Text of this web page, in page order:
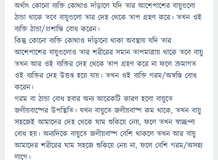
অর্থাৎ কোনো ব্যক্তি কোথাও দাঁড়ালে যদি তার আশেপাশের বায়ুগুলো
ঠান্ডা থাকে তবে বায়ুগুলো তার দেহ থেকে তাপ গ্রহণ করে। তখন ওই
ব্যক্তি ঠান্ডা/প্রশান্তি বোধ করেন।
কিন্তু কোনো ব্যক্তি কোথাও দাঁড়ানো থাকা অবস্থায় যদি তার
আশেপাশের বায়ুগুলোও তার শরীরের সমান তাপমাত্রায় থাকে তবে বায়ু
তখন আর ওই ব্যক্তির দেহ থেকে তাপ গ্রহণ করে না ফলে ক্রমাগত
ওই ব্যক্তির দেহ উত্তপ্ত হয়ে যায়। তখন ওই ব্যক্তি গরম/অস্বস্তি বোধ
করেন।
গরম বা ঠান্ডা বোধ হবার অন্য আরেকটি কারণ হলো বায়ুতে
জলীয়বাষ্পের উপস্থিতি। যখন বায়ুতে জলীয়বাষ্প কম থাকে, তখন বায়ু
সহজেই আমাদের দেহ থেকে ঘাম শুকিয়ে নেয়, ফলে তখন স্বাচ্ছন্দ্য
বোধ হয়। অন্যদিকে বায়ুতে জলীয়বাষ্প বেশি থাকলে তখন আর বায়ু
আমাদের শরীরের ঘাম সহজে শুকিয়ে নেয় না, ফলে বেশি গরম/অসহ্য
লাগে।